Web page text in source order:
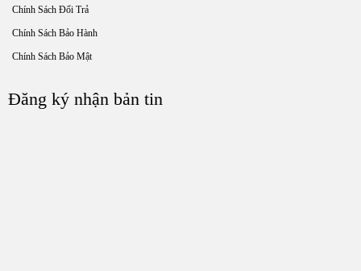
Chính Sách Đổi Trả
Chính Sách Bảo Hành
Chính Sách Bảo Mật
Đăng ký nhận bản tin